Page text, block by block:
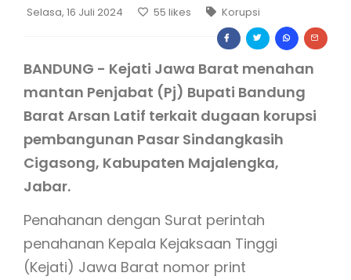
Selasa, 16 Juli 2024 55 likes Korupsi
BANDUNG - Kejati Jawa Barat menahan
mantan Penjabat (Pj) Bupati Bandung
Barat Arsan Latif terkait dugaan korupsi
pembangunan Pasar Sindangkasih
Cigasong, Kabupaten Majalengka,
Jabar.
Penahanan dengan Surat perintah
penahanan Kepala Kejaksaan Tinggi
(Kejati) Jawa Barat nomor print